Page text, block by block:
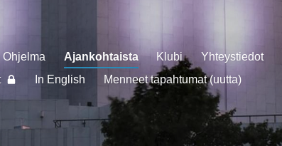
Ohjelma Ajankohtaista Klubi Yhteystiedot
In English Menneet tapahtumat (uutta)